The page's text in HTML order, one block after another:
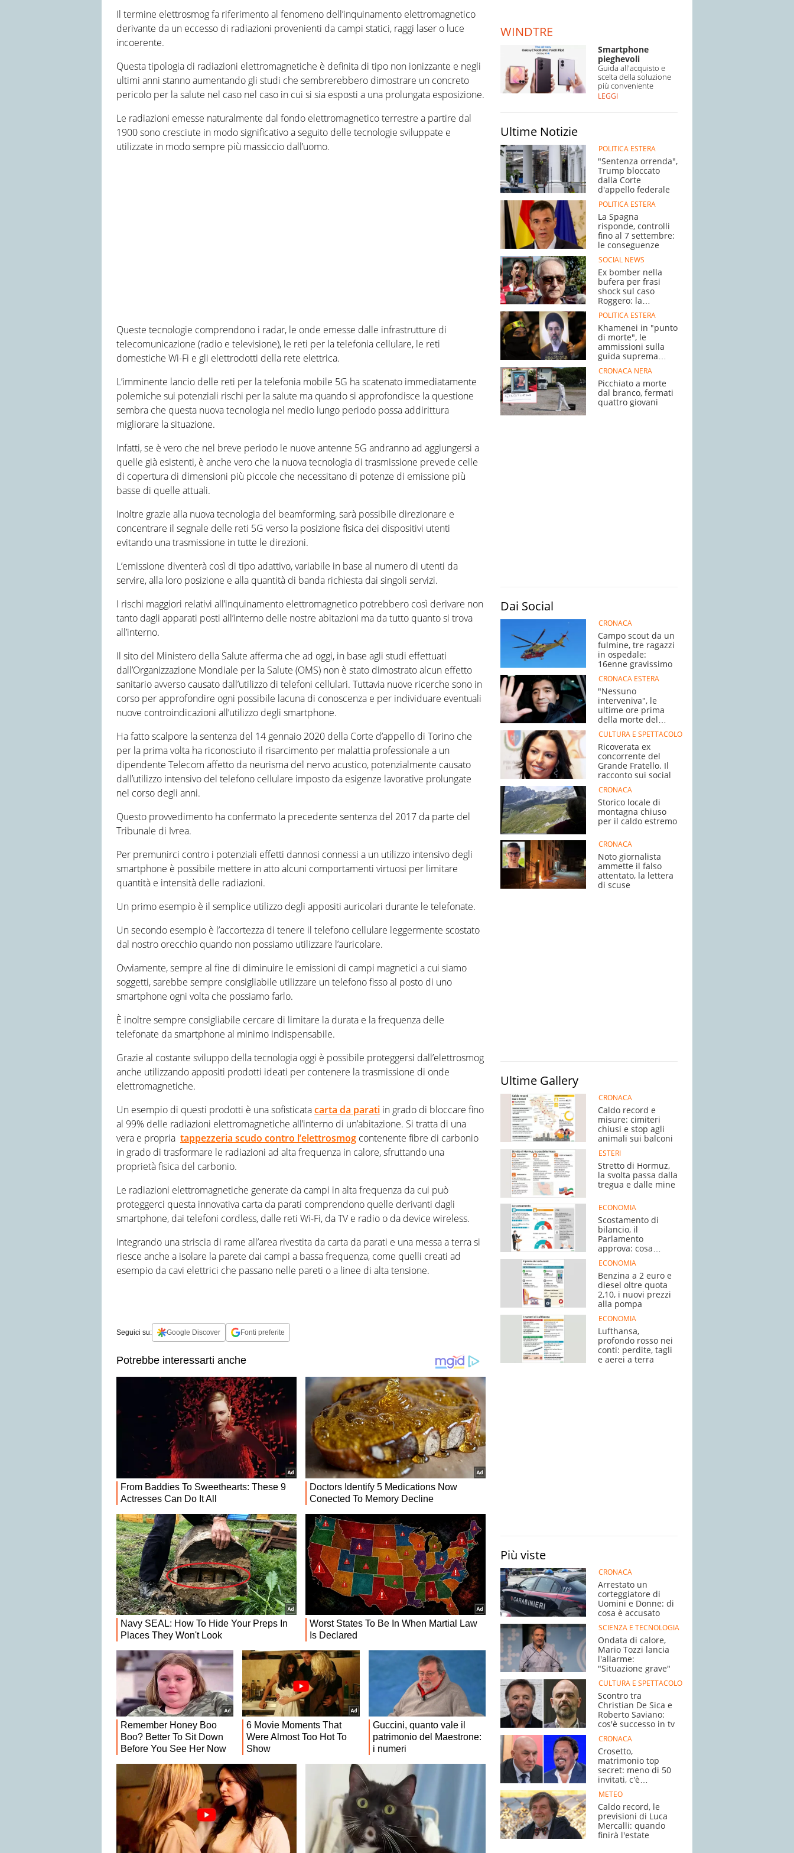
TERREMOTI
E VULCANI
Il termine elettrosmog fa riferimento al fenomeno dell’inquinamento elettromagnetico
derivante da un eccesso di radiazioni provenienti da campi statici, raggi laser o luce
incoerente.
Questa tipologia di radiazioni elettromagnetiche è definita di tipo non ionizzante e negli
ultimi anni stanno aumentando gli studi che sembrerebbero dimostrare un concreto
pericolo per la salute nel caso nel caso in cui si sia esposti a una prolungata esposizione.
Le radiazioni emesse naturalmente dal fondo elettromagnetico terrestre a partire dal
1900 sono cresciute in modo significativo a seguito delle tecnologie sviluppate e
utilizzate in modo sempre più massiccio dall’uomo.
Queste tecnologie comprendono i radar, le onde emesse dalle infrastrutture di
telecomunicazione (radio e televisione), le reti per la telefonia cellulare, le reti
domestiche Wi-Fi e gli elettrodotti della rete elettrica.
L’imminente lancio delle reti per la telefonia mobile 5G ha scatenato immediatamente
polemiche sui potenziali rischi per la salute ma quando si approfondisce la questione
sembra che questa nuova tecnologia nel medio lungo periodo possa addirittura
migliorare la situazione.
Infatti, se è vero che nel breve periodo le nuove antenne 5G andranno ad aggiungersi a
quelle già esistenti, è anche vero che la nuova tecnologia di trasmissione prevede celle
di copertura di dimensioni più piccole che necessitano di potenze di emissione più
basse di quelle attuali.
Inoltre grazie alla nuova tecnologia del beamforming, sarà possibile direzionare e
concentrare il segnale delle reti 5G verso la posizione fisica dei dispositivi utenti
evitando una trasmissione in tutte le direzioni.
L’emissione diventerà così di tipo adattivo, variabile in base al numero di utenti da
servire, alla loro posizione e alla quantità di banda richiesta dai singoli servizi.
I rischi maggiori relativi all’inquinamento elettromagnetico potrebbero così derivare non
tanto dagli apparati posti all’interno delle nostre abitazioni ma da tutto quanto si trova
all’interno.
Il sito del Ministero della Salute afferma che ad oggi, in base agli studi effettuati
dall’Organizzazione Mondiale per la Salute (OMS) non è stato dimostrato alcun effetto
sanitario avverso causato dall’utilizzo di telefoni cellulari. Tuttavia nuove ricerche sono in
corso per approfondire ogni possibile lacuna di conoscenza e per individuare eventuali
nuove controindicazioni all’utilizzo degli smartphone.
Ha fatto scalpore la sentenza del 14 gennaio 2020 della Corte d’appello di Torino che
per la prima volta ha riconosciuto il risarcimento per malattia professionale a un
dipendente Telecom affetto da neurisma del nervo acustico, potenzialmente causato
dall’utilizzo intensivo del telefono cellulare imposto da esigenze lavorative prolungate
nel corso degli anni.
Questo provvedimento ha confermato la precedente sentenza del 2017 da parte del
Tribunale di Ivrea.
Per premunirci contro i potenziali effetti dannosi connessi a un utilizzo intensivo degli
smartphone è possibile mettere in atto alcuni comportamenti virtuosi per limitare
quantità e intensità delle radiazioni.
Un primo esempio è il semplice utilizzo degli appositi auricolari durante le telefonate.
Un secondo esempio è l’accortezza di tenere il telefono cellulare leggermente scostato
dal nostro orecchio quando non possiamo utilizzare l’auricolare.
Ovviamente, sempre al fine di diminuire le emissioni di campi magnetici a cui siamo
soggetti, sarebbe sempre consigliabile utilizzare un telefono fisso al posto di uno
smartphone ogni volta che possiamo farlo.
È inoltre sempre consigliabile cercare di limitare la durata e la frequenza delle
telefonate da smartphone al minimo indispensabile.
Grazie al costante sviluppo della tecnologia oggi è possibile proteggersi dall’elettrosmog
anche utilizzando appositi prodotti ideati per contenere la trasmissione di onde
elettromagnetiche.
Un esempio di questi prodotti è una sofisticatacarta da parati in grado di bloccare fino
al 99% delle radiazioni elettromagnetiche all’interno di un’abitazione. Si tratta di una
vera e propria tappezzeria scudo contro l’elettrosmog contenente fibre di carbonio
in grado di trasformare le radiazioni ad alta frequenza in calore, sfruttando una
proprietà fisica del carbonio.
Le radiazioni elettromagnetiche generate da campi in alta frequenza da cui può
proteggerci questa innovativa carta da parati comprendono quelle derivanti dagli
smartphone, dai telefoni cordless, dalle reti Wi-Fi, da TV e radio o da device wireless.
Integrando una striscia di rame all’area rivestita da carta da parati e una messa a terra si
riesce anche a isolare la parete dai campi a bassa frequenza, come quelli creati ad
esempio da cavi elettrici che passano nelle pareti o a linee di alta tensione.
Seguici su: Google Discover Fonti preferite
WINDTRE
Smartphone
pieghevoli
Guida all'acquisto e
scelta della soluzione
più conveniente
LEGGI
Ultime Notizie
POLITICA ESTERA
"Sentenza orrenda",
Trump bloccato
dalla Corte
d'appello federale
POLITICA ESTERA
La Spagna
risponde, controlli
fino al 7 settembre:
le conseguenze
SOCIAL NEWS
Ex bomber nella
bufera per frasi
shock sul caso
Roggero: la
polemica
POLITICA ESTERA
Khamenei in "punto
di morte", le
ammissioni sulla
guida suprema
dell'Iran
CRONACA NERA
Picchiato a morte
dal branco, fermati
quattro giovani
Dai Social
CRONACA
Campo scout da un
fulmine, tre ragazzi
in ospedale:
16enne gravissimo
CRONACA ESTERA
"Nessuno
interveniva", le
ultime ore prima
della morte del
campione
CULTURA E SPETTACOLO
Ricoverata ex
concorrente del
Grande Fratello. Il
racconto sui social
CRONACA
Storico locale di
montagna chiuso
per il caldo estremo
CRONACA
Noto giornalista
ammette il falso
attentato, la lettera
di scuse
Ultime Gallery
CRONACA
Caldo record e
misure: cimiteri
chiusi e stop agli
animali sui balconi
ESTERI
Stretto di Hormuz,
la svolta passa dalla
tregua e dalle mine
ECONOMIA
Scostamento di
bilancio, il
Parlamento
approva: cosa
succede adesso
ECONOMIA
Benzina a 2 euro e
diesel oltre quota
2,10, i nuovi prezzi
alla pompa
ECONOMIA
Lufthansa,
profondo rosso nei
conti: perdite, tagli
e aerei a terra
Più viste
CRONACA
Arrestato un
corteggiatore di
Uomini e Donne: di
cosa è accusato
SCIENZA E TECNOLOGIA
Ondata di calore,
Mario Tozzi lancia
l'allarme:
"Situazione grave"
CULTURA E SPETTACOLO
Scontro tra
Christian De Sica e
Roberto Saviano:
cos'è successo in tv
CRONACA
Crosetto,
matrimonio top
secret: meno di 50
invitati, c'è
Brignano
METEO
Caldo record, le
previsioni di Luca
Mercalli: quando
finirà l'estate